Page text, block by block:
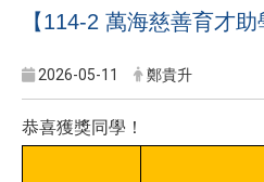
【114-2 萬海慈善育才
2026-05-11 鄭貴升
恭喜獲獎同學！